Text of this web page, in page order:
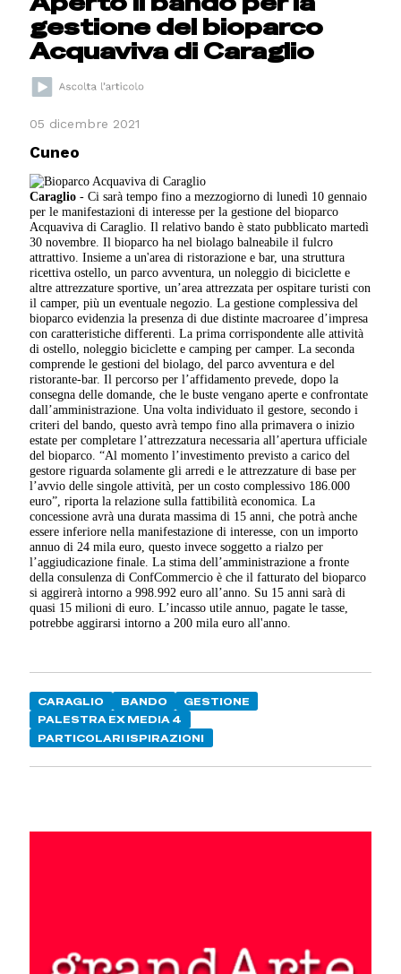
gestione del bioparco
Acquaviva di Caraglio
05 dicembre 2021
Cuneo
Caraglio - Ci sarà tempo fino a mezzogiorno di lunedì 10 gennaio
per le manifestazioni di interesse per la gestione del bioparco
Acquaviva di Caraglio. Il relativo bando è stato pubblicato martedì
30 novembre. Il bioparco ha nel biolago balneabile il fulcro
attrattivo. Insieme a un'area di ristorazione e bar, una struttura
ricettiva ostello, un parco avventura, un noleggio di biciclette e
altre attrezzature sportive, un’area attrezzata per ospitare turisti con
il camper, più un eventuale negozio. La gestione complessiva del
bioparco evidenzia la presenza di due distinte macroaree d’impresa
con caratteristiche differenti. La prima corrispondente alle attività
di ostello, noleggio biciclette e camping per camper. La seconda
comprende le gestioni del biolago, del parco avventura e del
ristorante-bar. Il percorso per l’affidamento prevede, dopo la
consegna delle domande, che le buste vengano aperte e confrontate
dall’amministrazione. Una volta individuato il gestore, secondo i
criteri del bando, questo avrà tempo fino alla primavera o inizio
estate per completare l’attrezzatura necessaria all’apertura ufficiale
del bioparco. “Al momento l’investimento previsto a carico del
gestore riguarda solamente gli arredi e le attrezzature di base per
l’avvio delle singole attività, per un costo complessivo 186.000
euro”, riporta la relazione sulla fattibilità economica. La
concessione avrà una durata massima di 15 anni, che potrà anche
essere inferiore nella manifestazione di interesse, con un importo
annuo di 24 mila euro, questo invece soggetto a rialzo per
l’aggiudicazione finale. La stima dell’amministrazione a fronte
della consulenza di ConfCommercio è che il fatturato del bioparco
si aggirerà intorno a 998.992 euro all’anno. Su 15 anni sarà di
quasi 15 milioni di euro. L’incasso utile annuo, pagate le tasse,
potrebbe aggirarsi intorno a 200 mila euro all'anno.
CARAGLIO BANDO
GESTIONE
PALESTRA EX MEDIA 4
PARTICOLARI ISPIRAZIONI